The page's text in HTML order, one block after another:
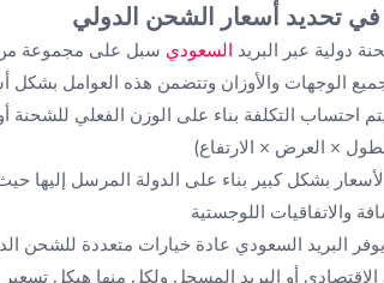
في تحديد أسعار الشحن الدولي
دولية عبر البريد السعودي سبل على مجموعة من
الوجهات والأوزان وتتضمن هذه العوامل
احتساب التكلفة بناء على الوزن الفعلي
× العرض × الارتفاع)
بشكل كبير بناء على الدولة المرسل إليها
والاتفاقيات اللوجستية
البريد السعودي عادة خيارات متعددة للشحن